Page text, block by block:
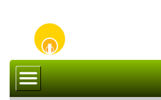
Prima pagina
Magazin Online